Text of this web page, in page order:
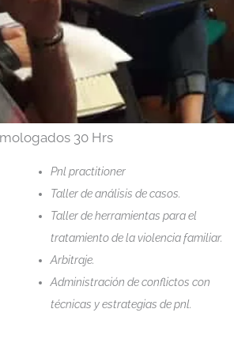
30 Hrs
Pnl practitioner
Taller de análisis de casos.
Taller de herramientas para el
tratamiento de la violencia familiar.
Arbitraje.
Administración de conflictos con
técnicas y estrategias de pnl.